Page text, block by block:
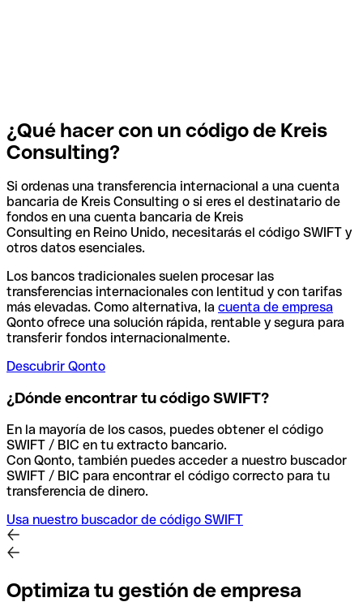
¿Qué hacer con un código de Kreis
Consulting?
Si ordenas una transferencia internacional a una cuenta
bancaria de Kreis Consulting o si eres el destinatario de
fondos en una cuenta bancaria de Kreis
Consulting en Reino Unido, necesitarás el código SWIFT y
otros datos esenciales.
Los bancos tradicionales suelen procesar las
transferencias internacionales con lentitud y con tarifas
más elevadas. Como alternativa, la cuenta de empresa
Qonto ofrece una solución rápida, rentable y segura para
transferir fondos internacionalmente.
Descubrir Qonto
¿Dónde encontrar tu código SWIFT?
En la mayoría de los casos, puedes obtener el código
SWIFT / BIC en tu extracto bancario.
Con Qonto, también puedes acceder a nuestro buscador
SWIFT / BIC para encontrar el código correcto para tu
transferencia de dinero.
Usa nuestro buscador de código SWIFT
Optimiza tu gestión de empresa